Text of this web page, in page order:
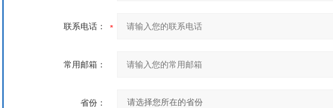
联系电话：
常用邮箱：
省份：